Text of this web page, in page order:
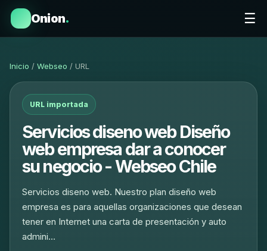
Onion. ☰
Inicio / Webseo / URL
URL importada
Servicios diseno web Diseño
web empresa dar a conocer
su negocio - Webseo Chile
Servicios diseno web. Nuestro plan diseño web
empresa es para aquellas organizaciones que desean
tener en Internet una carta de presentación y auto
admini…